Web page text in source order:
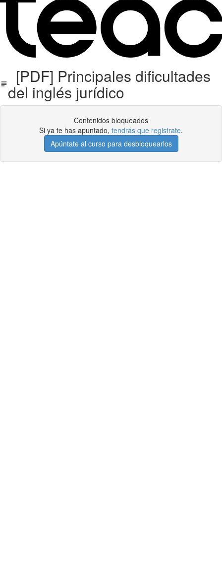
[PDF] Principales dificultades
del inglés jurídico
Contenidos bloqueados
Si ya te has apuntado, tendrás que registrate.
Apúntate al curso para desbloquearlos